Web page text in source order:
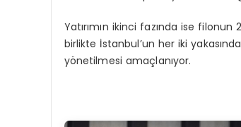
Yatırımın ikinci fazında ise
birlikte İstanbul’un her iki
yönetilmesi amaçlanıyor.